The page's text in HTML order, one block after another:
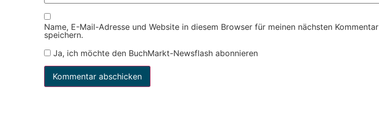
Name, E-Mail-Adresse und Website in diesem Browser für meinen nächsten Kommentar
speichern.
Ja, ich möchte den BuchMarkt-Newsflash abonnieren